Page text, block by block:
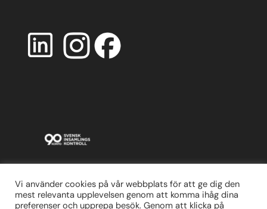
Vi använder cookies på vår webbplats för att ge dig den
mest relevanta upplevelsen genom att komma ihåg dina
preferenser och upprepa besök. Genom att klicka på